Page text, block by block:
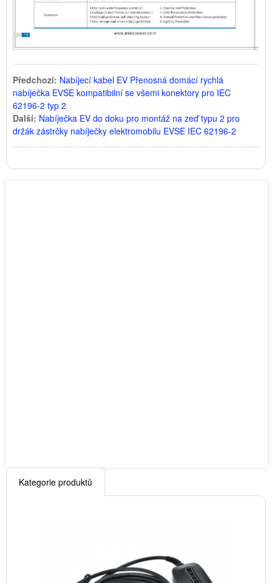
Předchozí: Nabíjecí kabel EV Přenosná domácí rychlá
nabíječka EVSE kompatibilní se všemi konektory pro IEC
62196-2 typ 2
Další: Nabíječka EV do doku pro montáž na zeď typu 2 pro
držák zástrčky nabíječky elektromobilu EVSE IEC 62196-2
Kategorie produktů